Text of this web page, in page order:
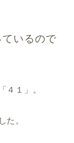
いるので
４１」。
た。